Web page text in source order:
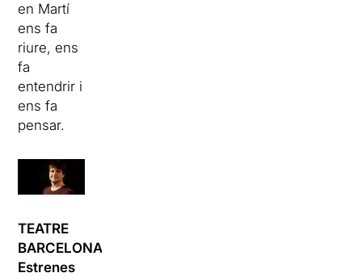
en Martí
ens fa
riure, ens
fa
entendrir i
ens fa
pensar.
TEATRE
BARCELONA:
Estrenes